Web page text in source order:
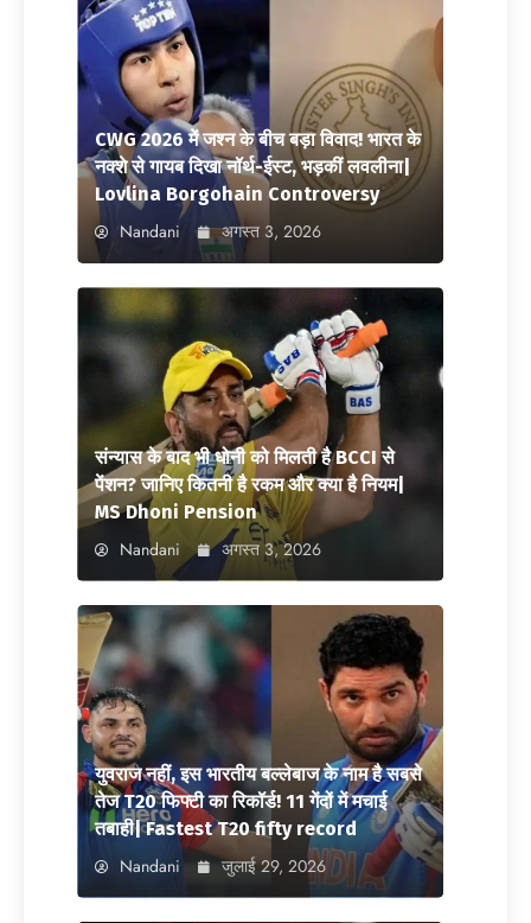
CWG 2026 में जश्न के बीच बड़ा विवाद! भारत के
नक्शे से गायब दिखा नॉर्थ-ईस्ट, भड़कीं लवलीना|
Lovlina Borgohain Controversy
Nandani अगस्त 3, 2026
संन्यास के बाद भी धोनी को मिलती है BCCI से
पेंशन? जानिए कितनी है रकम और क्या है नियम|
MS Dhoni Pension
Nandani अगस्त 3, 2026
युवराज नहीं, इस भारतीय बल्लेबाज के नाम है सबसे
तेज T20 फिफ्टी का रिकॉर्ड! 11 गेंदों में मचाई
तबाही| Fastest T20 fifty record
Nandani जुलाई 29, 2026